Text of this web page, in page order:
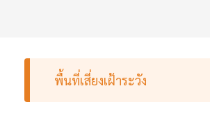
พื้นที่เสี่ยงเฝ้าระวัง